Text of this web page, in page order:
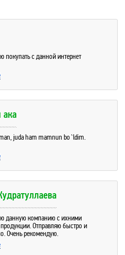
покупать с данной интернет
juda ham mamnun bo`ldim.
данную компанию с ихними
Отправляю быстро и
Очень рекомендую.